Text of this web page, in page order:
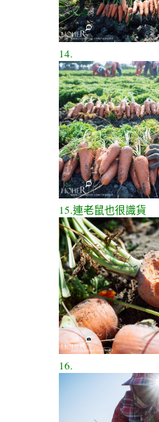
14.
15.連老鼠也很識貨
16.